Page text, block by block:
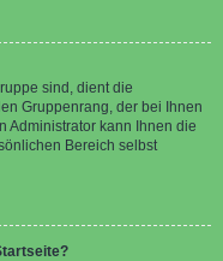
sind, dient die
Gruppenrang, der bei Ihnen
Administrator kann Ihnen die
Bereich selbst